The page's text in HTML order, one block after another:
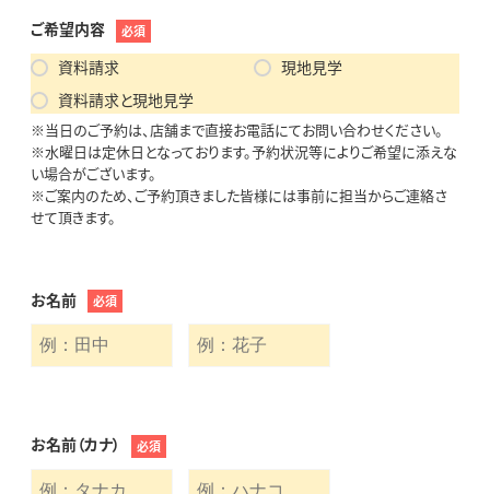
ご希望内容 必須
資料請求
現地見学
資料請求と現地見学
※当日のご予約は、店舗まで直接お電話にてお問い合わせください。
※水曜日は定休日となっております。予約状況等によりご希望に添えな
い場合がございます。
※ご案内のため、ご予約頂きました皆様には事前に担当からご連絡さ
せて頂きます。
お名前 必須
お名前（カナ） 必須